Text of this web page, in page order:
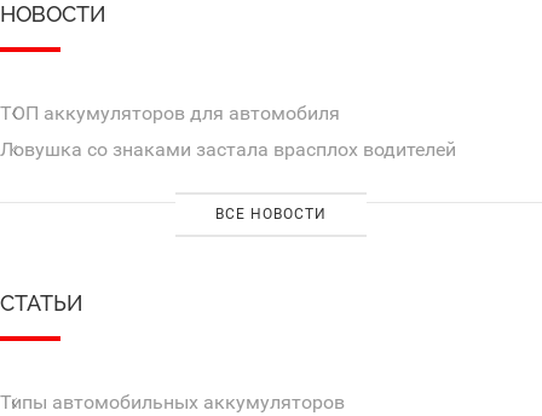
НОВОСТИ
ТОП аккумуляторов для автомобиля
Ловушка со знаками застала врасплох водителей
ВСЕ НОВОСТИ
СТАТЬИ
Типы автомобильных аккумуляторов